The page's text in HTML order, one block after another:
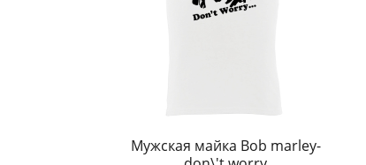
Мужская майка Bob marley-